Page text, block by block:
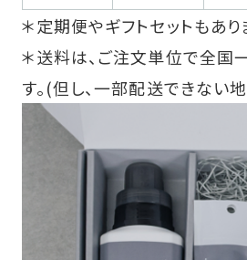
＊定期便やギフトセットもあり
＊送料は、ご注文単位で全
す。(但し、一部配送できない